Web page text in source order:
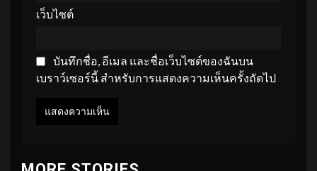
เว็บไซต์
บันทึกชื่อ, อีเมล และชื่อเว็บไซต์ของฉันบน
เบราว์เซอร์นี้ สำหรับการแสดงความเห็นครั้งถัดไป